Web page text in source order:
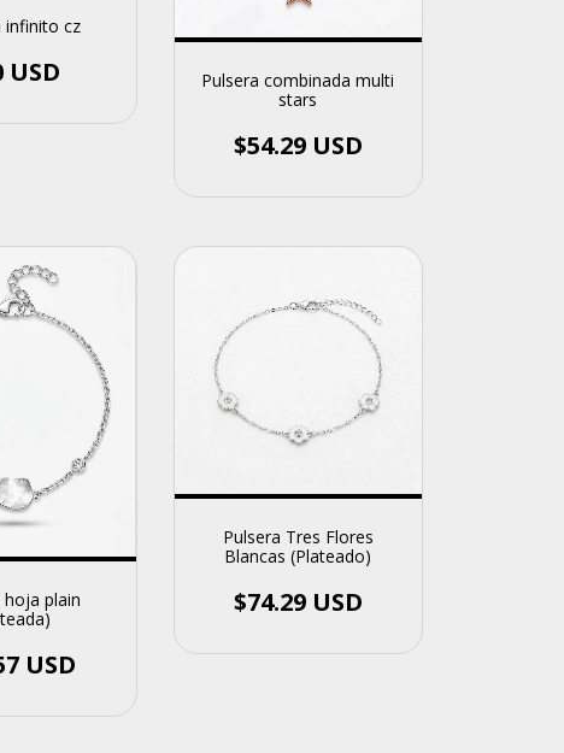
infinito cz
USD
Pulsera combinada multi
stars
$54.29 USD
hoja plain
USD
Pulsera Tres Flores
Blancas (Plateado)
$74.29 USD